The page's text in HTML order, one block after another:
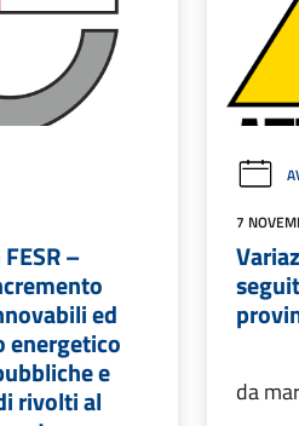
–
ed
e
rivolti al
7
da